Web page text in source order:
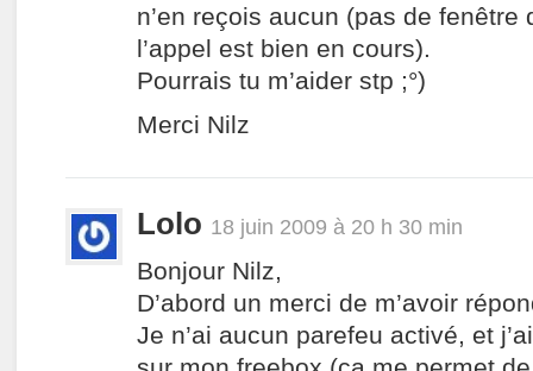
n’en reçois aucun (pas de fenêtre
l’appel est bien en cours).
Pourrais tu m’aider stp ;°)
Merci Nilz
Lolo 18 juin 2009 à 20 h 30 min
Bonjour Nilz,
D’abord un merci de m’avoir
Je n’ai aucun parefeu activé, et